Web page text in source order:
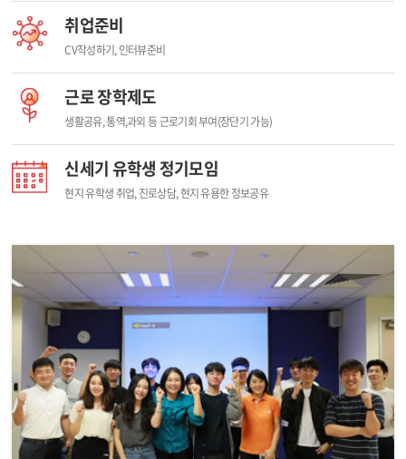
취업준비
CV작성하기, 인터뷰준비
근로 장학제도
생활공유, 통역,과외 등 근로기회 부여(장단기 가능)
신세기 유학생 정기모임
현지 유학생 취업, 진로상담, 현지 유용한 정보공유